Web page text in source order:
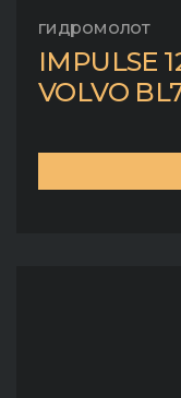
гидромолот
IMPULSE
VOLVO